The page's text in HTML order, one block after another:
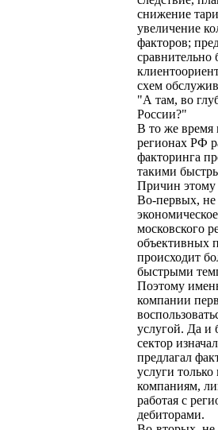
снижение
увеличение
факторов;
сравнительно
схем
"А там, во
России?"
В то же время
регионах РФ
факторинга
такими
Причин этому
Во-первых, не
московского
объективных
происходит
быстрыми
Поэтому
компании
услугой. Да и
сектор
предлагал
услуги
компаниям,
работая с
дебиторами.